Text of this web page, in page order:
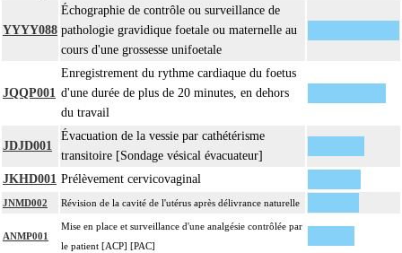
YYYY088
Échographie de contrôle ou surveillance de
pathologie gravidique foetale ou maternelle au
cours d'une grossesse unifoetale
JQQP001
Enregistrement du rythme cardiaque du foetus
d'une durée de plus de 20 minutes, en dehors
du travail
JDJD001
Évacuation de la vessie par cathétérisme
transitoire [Sondage vésical évacuateur]
JKHD001 Prélèvement cervicovaginal
JNMD002 Révision de la cavité de l'utérus après délivrance naturelle
ANMP001
Mise en place et surveillance d'une analgésie contrôlée par
le patient [ACP] [PAC]